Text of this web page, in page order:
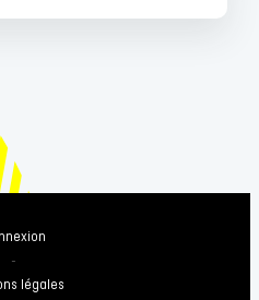
-
légales